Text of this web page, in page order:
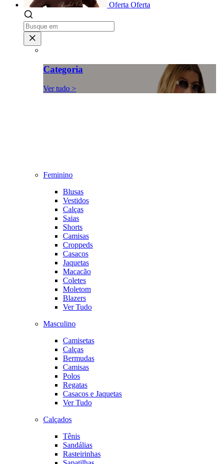
Oferta Oferta
Categoria
Ver tudo >
Feminino
Blusas
Vestidos
Calças
Saias
Shorts
Camisas
Croppeds
Casacos
Jaquetas
Macacão
Coletes
Moletom
Blazers
Ver Tudo
Masculino
Camisetas
Calças
Bermudas
Camisas
Polos
Regatas
Casacos e Jaquetas
Ver Tudo
Calçados
Tênis
Sandálias
Rasteirinhas